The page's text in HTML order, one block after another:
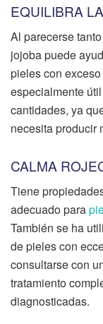
EQUILIBRA
Al parecerse
jojoba puede
pieles con
especialmente
cantidades, ya
necesita producir
CALMA
Tiene
adecuado para
También se ha
de pieles con
consultarse con
tratamiento
diagnosticadas.